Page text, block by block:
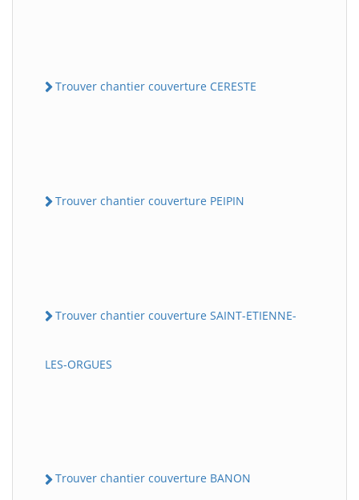
Trouver chantier couverture CERESTE
Trouver chantier couverture PEIPIN
Trouver chantier couverture SAINT-ETIENNE-
LES-ORGUES
Trouver chantier couverture BANON